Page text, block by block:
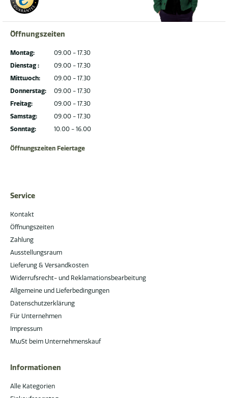
Öffnungszeiten
Montag:
Dienstag :
Mittwoch:
Donnerstag:
Freitag:
Samstag:
Sonntag:
09.00 - 17.30
09.00 - 17.30
09.00 - 17.30
09.00 - 17.30
09.00 - 17.30
09.00 - 17.30
10.00 - 16.00
Öffnungszeiten Feiertage
Service
Kontakt
Öffnungszeiten
Zahlung
Ausstellungsraum
Lieferung & Versandkosten
Widerrufsrecht- und Reklamationsbearbeitung
Allgemeine und Lieferbedingungen
Datenschutzerklärung
Für Unternehmen
Impressum
MwSt beim Unternehmenskauf
Informationen
Alle Kategorien